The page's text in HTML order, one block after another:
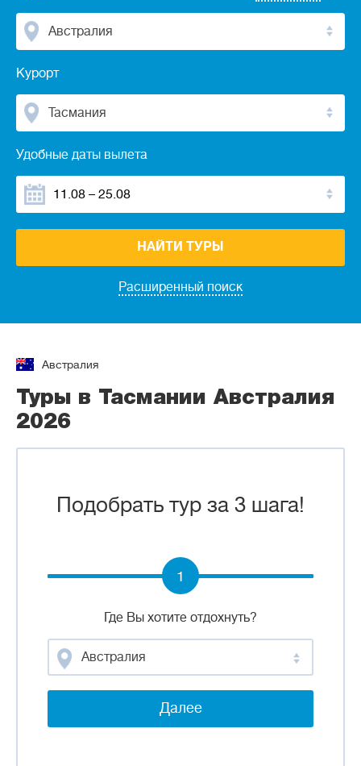
Австралия
Курорт
Тасмания
Удобные даты вылета
Расширенный поиск
НАЙТИ ТУРЫ
Австралия
Туры в Тасмании Австралия
2026
Подобрать тур за 3 шага!
Где Вы хотите отдохнуть?
Австралия
Далее
1